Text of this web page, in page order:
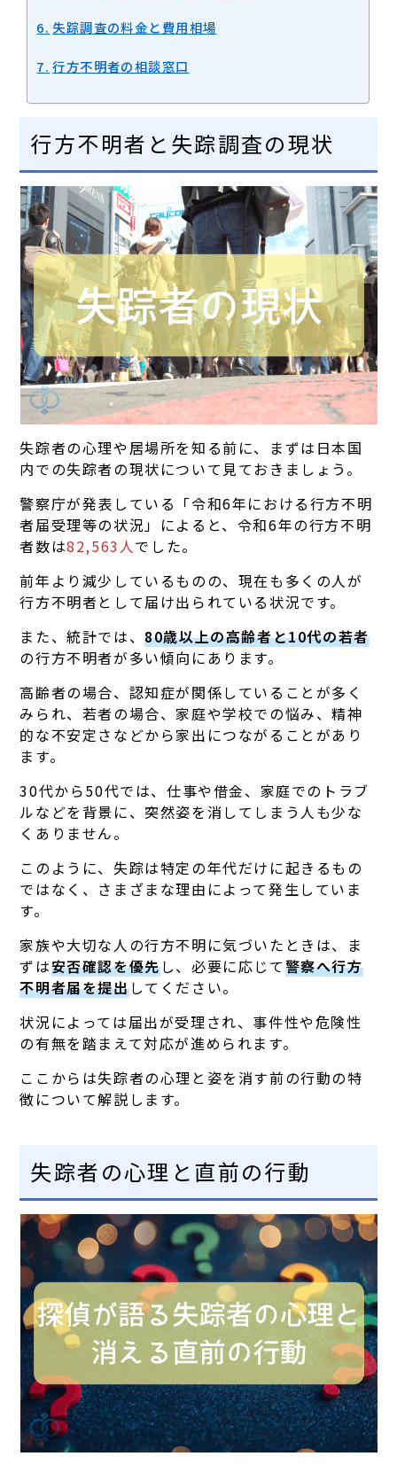
失踪調査の料金と費用相場
行方不明者の相談窓口
行方不明者と失踪調査の現状
失踪者の心理や居場所を知る前に、まずは日本国
内での失踪者の現状について見ておきましょう。
警察庁が発表している「令和6年における行方不明
者届受理等の状況」によると、令和6年の行方不明
者数は82,563人でした。
前年より減少しているものの、現在も多くの人が
行方不明者として届け出られている状況です。
また、統計では、80歳以上の高齢者と10代の若者
の行方不明者が多い傾向にあります。
高齢者の場合、認知症が関係していることが多く
みられ、若者の場合、家庭や学校での悩み、精神
的な不安定さなどから家出につながることがあり
ます。
30代から50代では、仕事や借金、家庭でのトラブ
ルなどを背景に、突然姿を消してしまう人も少な
くありません。
このように、失踪は特定の年代だけに起きるもの
ではなく、さまざまな理由によって発生していま
す。
家族や大切な人の行方不明に気づいたときは、ま
ずは安否確認を優先し、必要に応じて警察へ行方
不明者届を提出してください。
状況によっては届出が受理され、事件性や危険性
の有無を踏まえて対応が進められます。
ここからは失踪者の心理と姿を消す前の行動の特
徴について解説します。
失踪者の心理と直前の行動